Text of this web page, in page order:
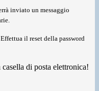
inviato un messaggio
il reset della password
di posta elettronica!